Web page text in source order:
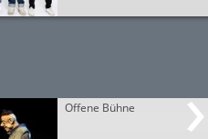
Offene Bühne